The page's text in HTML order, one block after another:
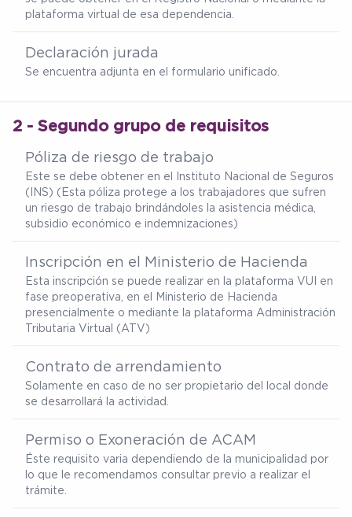
plataforma virtual de esa dependencia.
Declaración jurada
Se encuentra adjunta en el formulario unificado.
2 - Segundo grupo de requisitos
Póliza de riesgo de trabajo
Este se debe obtener en el Instituto Nacional de Seguros
(INS) (Esta póliza protege a los trabajadores que sufren
un riesgo de trabajo brindándoles la asistencia médica,
subsidio económico e indemnizaciones)
Inscripción en el Ministerio de Hacienda
Esta inscripción se puede realizar en la plataforma VUI en
fase preoperativa, en el Ministerio de Hacienda
presencialmente o mediante la plataforma Administración
Tributaria Virtual (ATV)
Contrato de arrendamiento
Solamente en caso de no ser propietario del local donde
se desarrollará la actividad.
Permiso o Exoneración de ACAM
Éste requisito varia dependiendo de la municipalidad por
lo que le recomendamos consultar previo a realizar el
trámite.